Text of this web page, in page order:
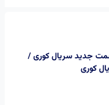
جدید سریال کوری /
کوری